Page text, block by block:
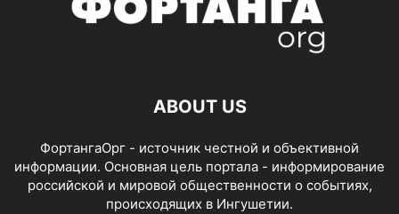
ABOUT US
ФортангаОрг - источник честной и объективной
информации. Основная цель портала - информирование
российской и мировой общественности о событиях,
происходящих в Ингушетии.